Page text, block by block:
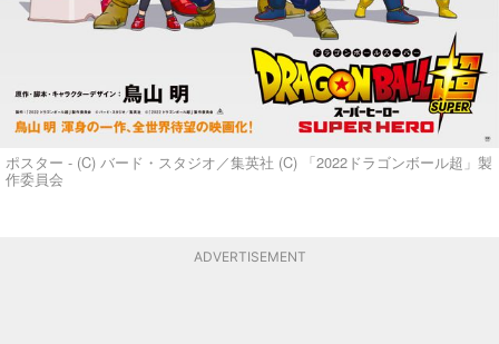
ポスター - (C) バード・スタジオ／集英社 (C) 「2022ドラゴンボール超」製
作委員会
ADVERTISEMENT